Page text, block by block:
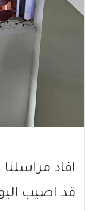
افاد
قد اصيب